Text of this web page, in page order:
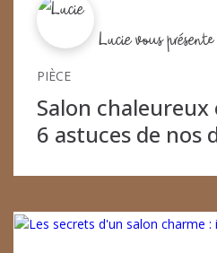
Lucie vous présente
PIÈCE
Salon
6 astuces de nos